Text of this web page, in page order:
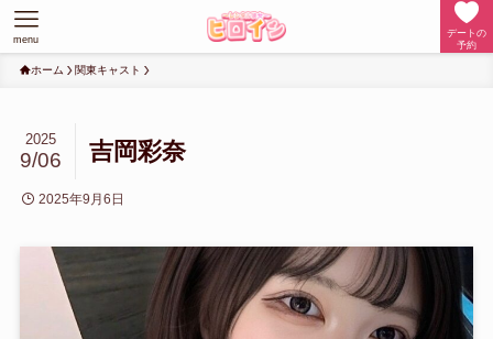
デートの
予約
menu
ホーム 関東キャスト
吉岡彩奈
2025
9/06
2025年9月6日